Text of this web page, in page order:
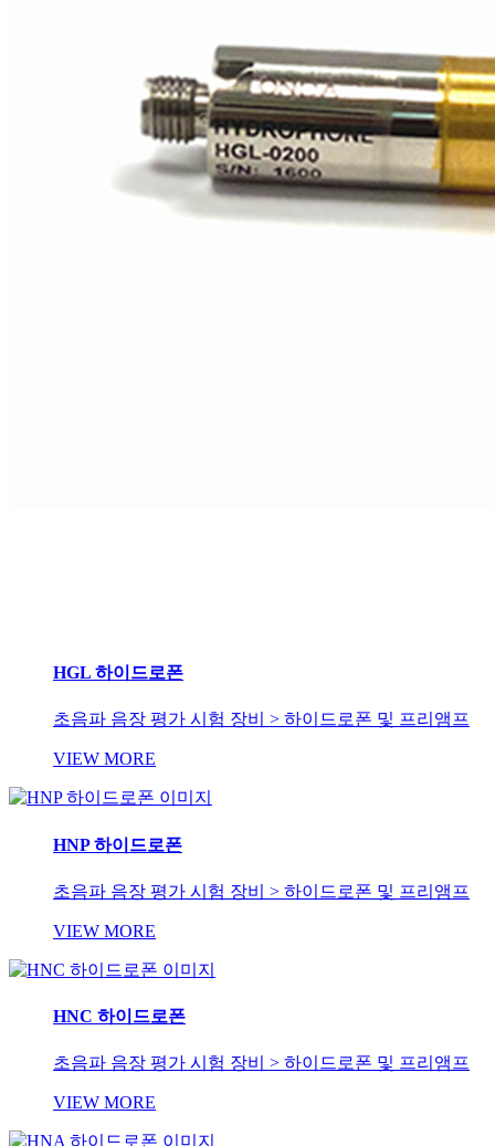
HGL 하이드로폰
초음파 음장 평가 시험 장비 > 하이드로폰 및 프리앰프
VIEW MORE
HNP 하이드로폰
초음파 음장 평가 시험 장비 > 하이드로폰 및 프리앰프
VIEW MORE
HNC 하이드로폰
초음파 음장 평가 시험 장비 > 하이드로폰 및 프리앰프
VIEW MORE